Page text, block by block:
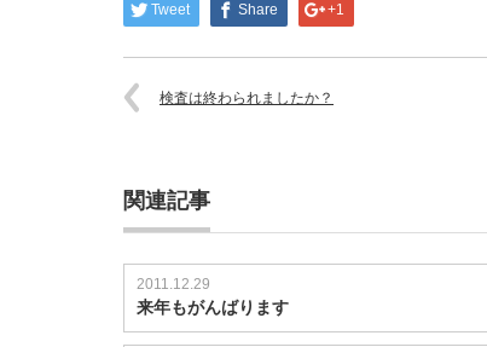
Tweet Share +1
検査は終わられましたか？
関連記事
2011.12.29
来年もがんばります